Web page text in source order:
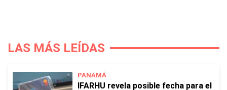
LAS MÁS LEÍDAS
PANAMÁ
IFARHU revela posible fecha para el